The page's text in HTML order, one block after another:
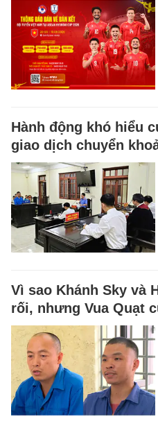
Hành động khó hiểu
giao dịch chuyển
Vì sao Khánh Sky và
rối, nhưng Vua Quạt